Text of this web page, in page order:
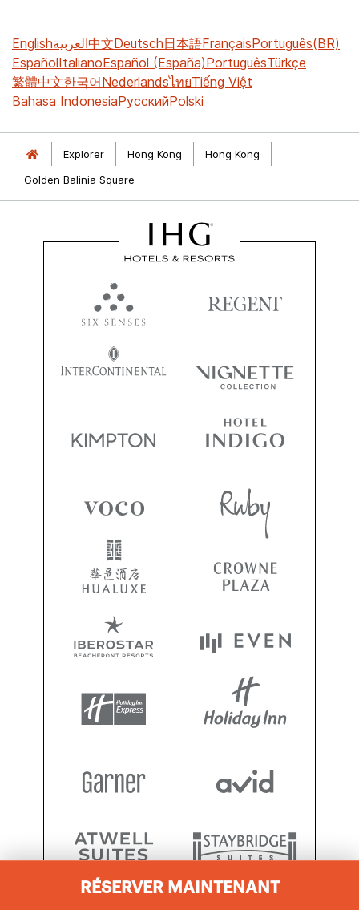
RÉSERVER MAINTENANT
Englishالعربية中文Deutsch日本語FrançaisPortuguês(BR)
EspañolItalianoEspañol (España)PortuguêsTürkçe
繁體中文한국어NederlandsไทยTiếng Việt
Bahasa IndonesiaРусскийPolski
Explorer Hong Kong
Hong Kong
Golden Balinia Square